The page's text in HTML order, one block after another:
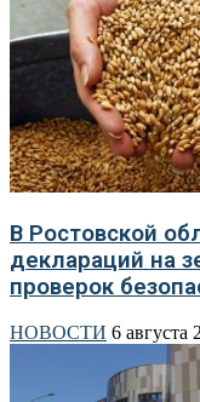
В Ростовской
деклараций на
проверок
НОВОСТИ 6 августа